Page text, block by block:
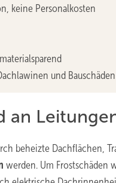
keine Personalkosten
und Bauschäden
an
beheizte Dachflächen,
werden. Um Frostschäden